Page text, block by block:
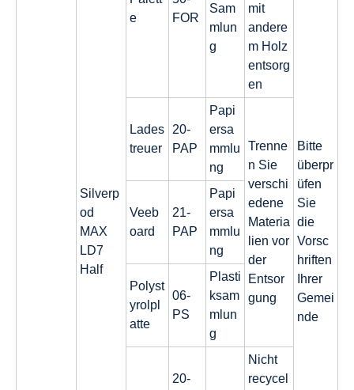
Silverp
od
MAX
LD7
Half
e
FOR
Sam
mlun
g
mit
andere
m Holz
entsorg
en
Bitte
überpr
üfen
Sie
die
Vorsc
hriften
Ihrer
Gemei
nde
Lades
treuer
20-
PAP
Papi
ersa
mmlu
ng
Trenne
n Sie
verschi
edene
Materia
lien vor
der
Entsor
gung
Veeb
oard
21-
PAP
Papi
ersa
mmlu
ng
Polyst
yrolpl
atte
06-
PS
Plasti
ksam
mlun
g
20-
Nicht
recycel